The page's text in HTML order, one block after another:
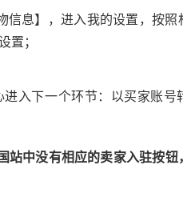
息】，进入我的设置，按照
置；
入下一个环节：以买家账号
中没有相应的卖家入驻按钮